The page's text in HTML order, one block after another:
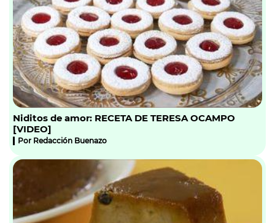
Niditos de amor: RECETA DE TERESA OCAMPO
[VIDEO]
Por Redacción Buenazo